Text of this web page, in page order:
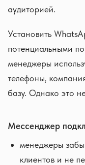
аудиторией.
Установить
потенциальными
менеджеры
телефоны,
базу. Однако это
Мессенджер
менеджеры
клиентов и не